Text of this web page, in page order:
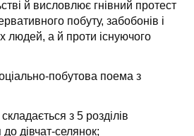
й висловлює гнівний протест
побуту, забобонів і
людей, а й проти існуючого
побутова поема з
з 5 розділів
дівчат-селянок;